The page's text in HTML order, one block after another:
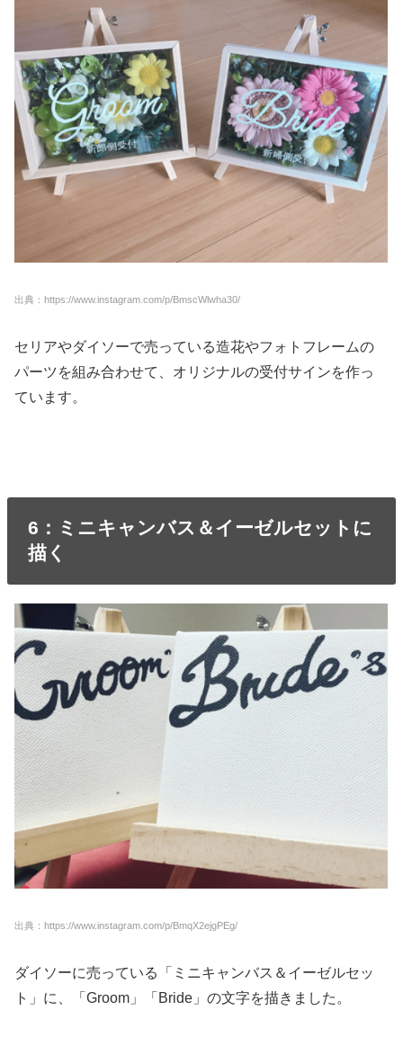
出典：https://www.instagram.com/p/BmscWlwha30/
セリアやダイソーで売っている造花やフォトフレームの
パーツを組み合わせて、オリジナルの受付サインを作っ
ています。
6：ミニキャンバス＆イーゼルセットに
描く
出典：https://www.instagram.com/p/BmqX2ejgPEg/
ダイソーに売っている「ミニキャンバス＆イーゼルセッ
ト」に、「Groom」「Bride」の文字を描きました。